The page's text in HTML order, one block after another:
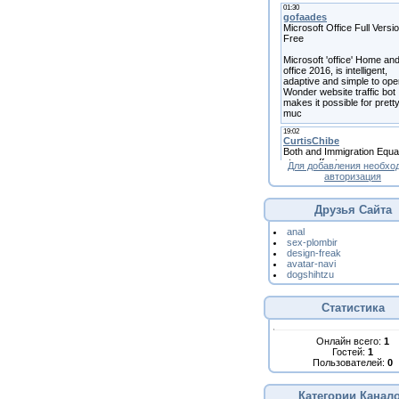
Для добавления
авторизация
Друзья Сайта
anal
sex-plombir
design-freak
avatar-navi
dogshihtzu
Статистика
Онлайн всего: 1
Гостей: 1
Пользователей: 0
Категории